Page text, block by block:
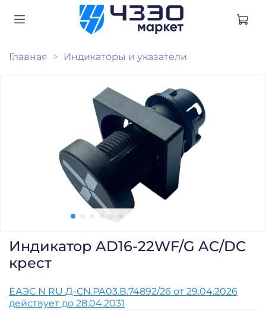
Главная Индикаторы и указатели
Индикатор AD16-22WF/G AC/DC
крест
ЕАЭС N RU Д-CN.РА03.В.74892/26 от 29.04.2026
действует до 28.04.2031